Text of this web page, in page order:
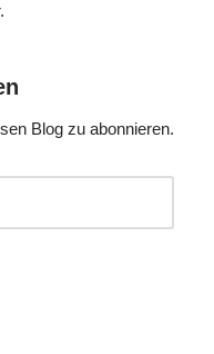
Blog zu abonnieren.